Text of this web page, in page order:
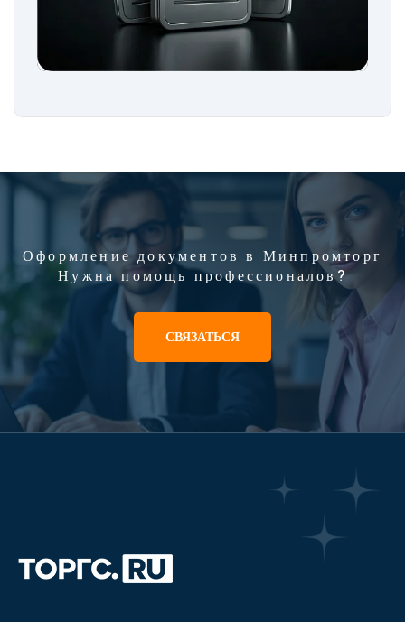
Оформление документов в Минпромторг
Нужна помощь профессионалов?
СВЯЗАТЬСЯ